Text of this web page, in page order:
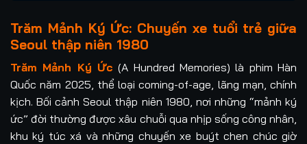
Trăm Mảnh Ký Ức: Chuyến xe tuổi trẻ giữa
Seoul thập niên 1980
Trăm Mảnh Ký Ức (A Hundred Memories) là phim Hàn
Quốc năm 2025, thể loại coming-of-age, lãng mạn, chính
kịch. Bối cảnh Seoul thập niên 1980, nơi những “mảnh ký
ức” đời thường được xâu chuỗi qua nhịp sống công nhân,
khu ký túc xá và những chuyến xe buýt chen chúc giờ